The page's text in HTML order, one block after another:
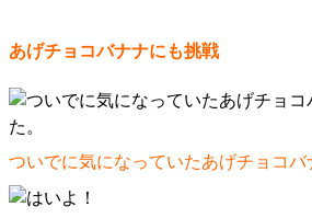
あげチョコバナナにも挑戦
ついでに気になっていたあげチョコバ